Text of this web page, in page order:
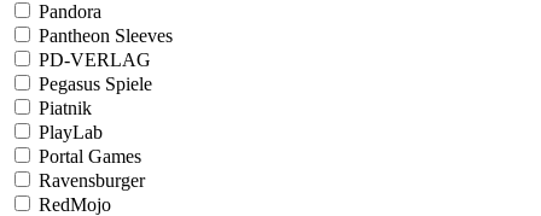
Pandora
Pantheon Sleeves
PD-VERLAG
Pegasus Spiele
Piatnik
PlayLab
Portal Games
Ravensburger
RedMojo